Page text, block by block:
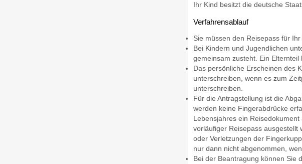
Ihr Kind besitzt die deutsche
Verfahrensablauf
Sie müssen den Reisepass für
Bei Kindern und Jugendlichen
gemeinsam zusteht. Ein
Das persönliche Erscheinen des
unterschreiben, wenn es zum
unterschreiben.
Für die Antragstellung ist die
werden keine Fingerabdrücke
Lebensjahres ein
vorläufiger Reisepass ausgestellt
oder Verletzungen der
nur dann nicht abgenommen,
Bei der Beantragung können Sie